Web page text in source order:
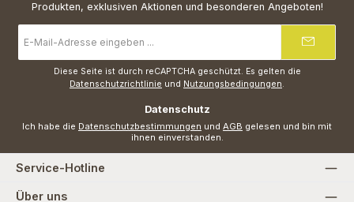
Produkten, exklusiven Aktionen und besonderen Angeboten!
Mail-
Adresse
Diese Seite ist durch reCAPTCHA geschützt. Es gelten die
Datenschutzrichtlinie und Nutzungsbedingungen
Datenschutz
Ich habe die Datenschutzbestimmungen und AGB gelesen und bin mit
ihnen einverstanden.
Service-Hotline
Über uns